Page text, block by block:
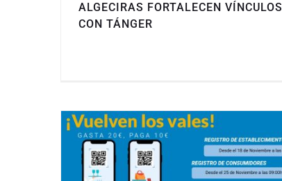
ALGECIRAS FORTALECEN VÍNCULOS
CON TÁNGER